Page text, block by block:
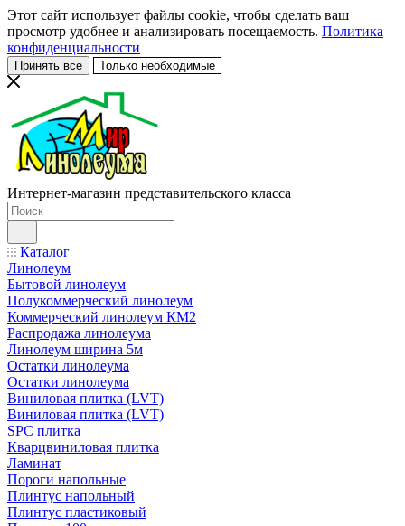
Этот сайт использует файлы cookie, чтобы сделать ваш
просмотр удобнее и анализировать посещаемость. Политика
конфиденциальности
Принять все Только необходимые
Интернет-магазин представительского класса
Каталог
Линолеум
Бытовой линолеум
Полукоммерческий линолеум
Коммерческий линолеум КМ2
Распродажа линолеума
Линолеум ширина 5м
Остатки линолеума
Остатки линолеума
Виниловая плитка (LVT)
Виниловая плитка (LVT)
SPC плитка
Кварцвиниловая плитка
Ламинат
Пороги напольные
Плинтус напольный
Плинтус пластиковый